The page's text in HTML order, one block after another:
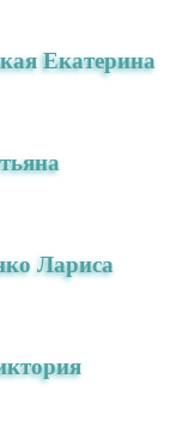
Екатерина
Лариса